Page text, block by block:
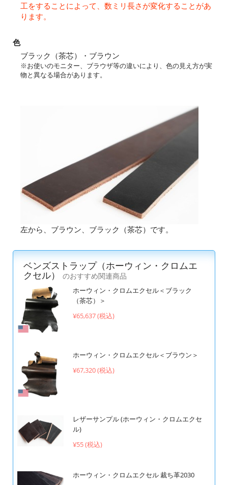
工をすることによって、数ミリ長さが変化することがあ
ります。
色
ブラック（茶芯）・ブラウン
※お使いのモニター、ブラウザ等の違いにより、色の見え方が実
物と異なる場合があります。
左から、ブラウン、ブラック（茶芯）です。
ベンズストラップ（ホーウィン・クロムエ
クセル）
のおすすめ関連商品
ホーウィン・クロムエクセル＜ブラック
（茶芯）＞
¥65,637 (税込)
ホーウィン・クロムエクセル＜ブラウン＞
¥67,320 (税込)
レザーサンプル (ホーウィン・クロムエクセ
ル)
¥55 (税込)
ホーウィン・クロムエクセル 裁ち革2030